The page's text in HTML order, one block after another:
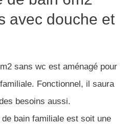
avec douche et
sans wc est aménagé pour
Fonctionnel, il saura
besoins aussi.
bain familiale est soit une